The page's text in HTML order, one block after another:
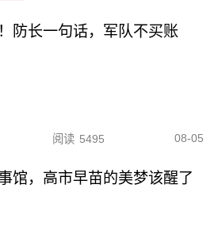
防长一句话，军队不买账
阅读 5495 08-05
馆，高市早苗的美梦该醒了